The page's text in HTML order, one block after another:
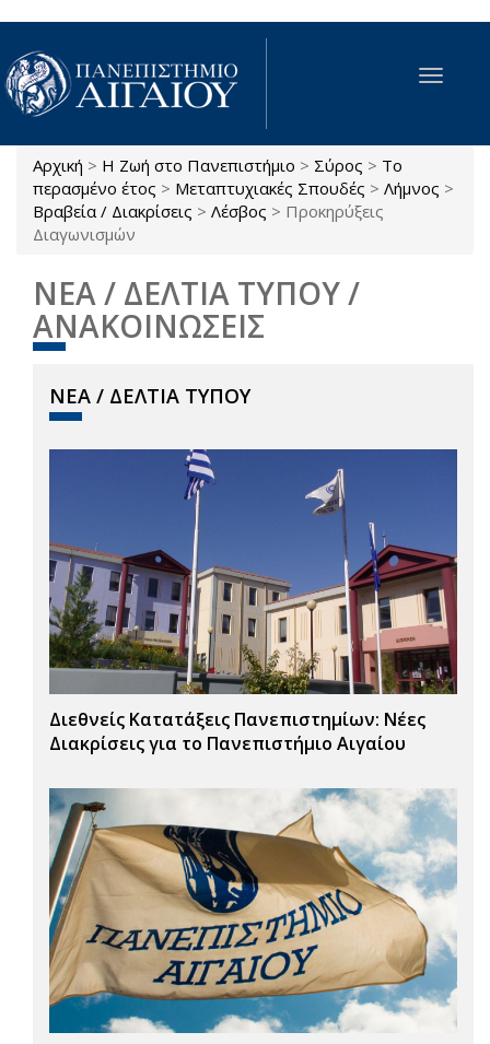
Παράκαμψη προς το κυρίως περιεχόμενο
Toggle
Είστε εδώ
Αρχική > Η Ζωή στο Πανεπιστήμιο > Σύρος > Το
περασμένο έτος > Μεταπτυχιακές Σπουδές > Λήμνος >
Βραβεία / Διακρίσεις > Λέσβος > Προκηρύξεις
Διαγωνισμών
ΝΕΑ / ΔΕΛΤΙΑ ΤΥΠΟΥ /
ΑΝΑΚΟΙΝΩΣΕΙΣ
ΝΕΑ / ΔΕΛΤΙΑ ΤΥΠΟΥ
Διεθνείς Κατατάξεις Πανεπιστημίων: Νέες
Διακρίσεις για το Πανεπιστήμιο Αιγαίου